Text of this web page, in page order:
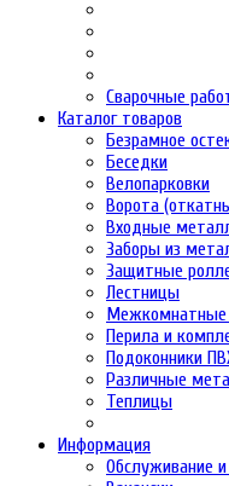
Сварочные
Каталог товаров
Безрамное
Беседки
Велопарковки
Ворота
Входные
Заборы из
Защитные
Лестницы
Межкомнатные
Перила и
Подоконники
Различные
Теплицы
Информация
Обслуживание